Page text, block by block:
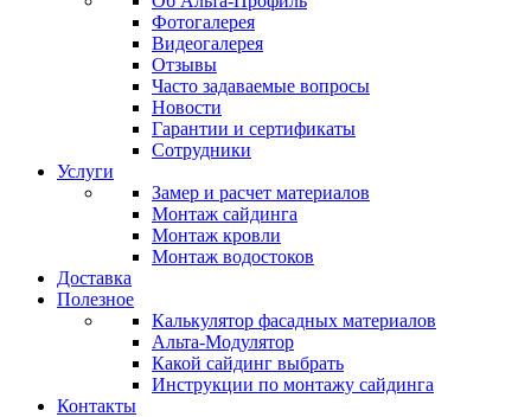
Фотогалерея
Видеогалерея
Отзывы
Часто задаваемые вопросы
Новости
Гарантии и сертификаты
Сотрудники
Услуги
Замер и расчет материалов
Монтаж сайдинга
Монтаж кровли
Монтаж водостоков
Доставка
Полезное
Калькулятор фасадных материалов
Альта-Модулятор
Какой сайдинг выбрать
Инструкции по монтажу сайдинга
Контакты